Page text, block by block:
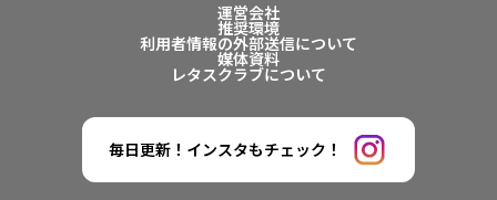
運営会社
推奨環境
利用者情報の外部送信について
媒体資料
レタスクラブについて
毎日更新！インスタもチェック！